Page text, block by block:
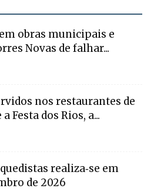
obras municipais e
Novas de falhar...
nos restaurantes de
Festa dos Rios, a...
realiza‑se em
de 2026